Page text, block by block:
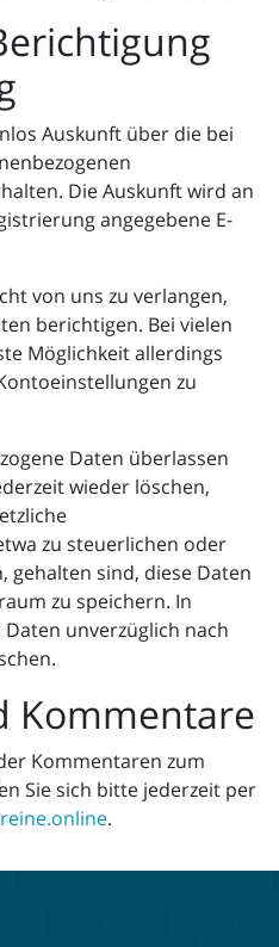
Auskunft über die bei
Die Auskunft wird an
angegebene E-
von uns zu verlangen,
berichtigen. Bei vielen
Möglichkeit allerdings
zu
Daten überlassen
wieder löschen,
zu steuerlichen oder
gehalten sind, diese Daten
zu speichern. In
unverzüglich nach
Kommentare
Kommentaren zum
Sie sich bitte jederzeit per
.